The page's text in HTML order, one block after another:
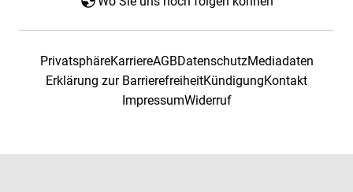
PrivatsphäreKarriereAGBDatenschutzMediadaten
Erklärung zur BarrierefreiheitKündigungKontakt
ImpressumWiderruf